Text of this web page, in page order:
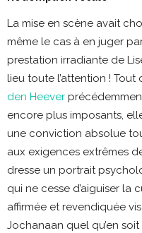
La mise en scène avait
même le cas à en juger
prestation irradiante de
lieu toute l’attention !
den Heever
encore plus imposants,
une conviction absolue
aux exigences extrêmes
dresse un portrait
qui ne cesse d’aiguiser la
affirmée et revendiquée
Jochanaan quel qu’en